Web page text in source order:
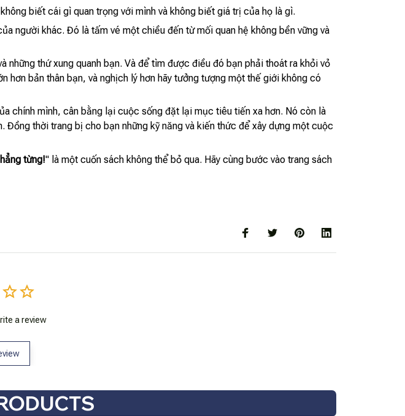
biết cái gì quan trọng với mình và không biết giá trị của họ là gì.
người khác. Đó là tấm vé một chiều đến từ mối quan hệ không bền vững và
thứ xung quanh bạn. Và để tìm được điều đó bạn phải thoát ra khỏi vỏ
hơn bản thân bạn, và nghịch lý hơn hãy tưởng tượng một thế giới không có
chính mình, cân bằng lại cuộc sống đặt lại mục tiêu tiến xa hơn. Nó còn là
thời trang bị cho bạn những kỹ năng và kiến thức để xây dựng một cuộc
từng!" là một cuốn sách không thể bỏ qua. Hãy cùng bước vào trang sách
a review